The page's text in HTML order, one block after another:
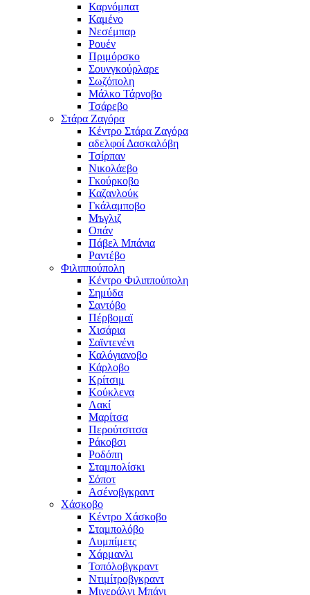
Καρνόμπατ
Καμένο
Νεσέμπαρ
Ρουέν
Πριμόρσκο
Σουνγκούρλαρε
Σωζόπολη
Μάλκο Τάρνοβο
Τσάρεβο
Στάρα Ζαγόρα
Κέντρο Στάρα Ζαγόρα
αδελφοί Δασκαλόβη
Τσίρπαν
Νικολάεβο
Γκούρκοβο
Καζανλούκ
Γκάλαμποβο
Μъγλιζ
Οπάν
Πάβελ Μπάνια
Ραντέβο
Φιλιππούπολη
Κέντρο Φιλιππούπολη
Σημύδα
Σαντόβο
Πέρβομαϊ
Χισάρια
Σαϊντενένι
Καλόγιανοβο
Κάρλοβο
Κρίτσιμ
Κούκλενα
Λακί
Μαρίτσα
Περούτσιτσα
Ράκοβσι
Ροδόπη
Σταμπολίσκι
Σόποτ
Ασένοβγκραντ
Χάσκοβο
Κέντρο Χάσκοβο
Σταμπολόβο
Λυμπίμετς
Χάρμανλι
Τοπόλοβγκραντ
Ντιμίτροβγκραντ
Μινεράλνι Μπάνι